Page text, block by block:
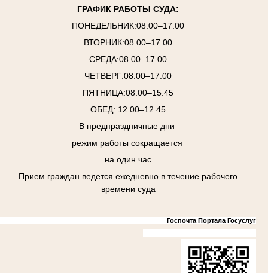
ГРАФИК РАБОТЫ СУДА:
ПОНЕДЕЛЬНИК:08.00–17.00
ВТОРНИК:08.00–17.00
СРЕДА:08.00–17.00
ЧЕТВЕРГ:08.00–17.00
ПЯТНИЦА:08.00–15.45
ОБЕД: 12.00–12.45
В предпраздничные дни
режим работы сокращается
на один час
Прием граждан ведется ежедневно в течение рабочего
времени суда
Госпочта Портала Госуслуг